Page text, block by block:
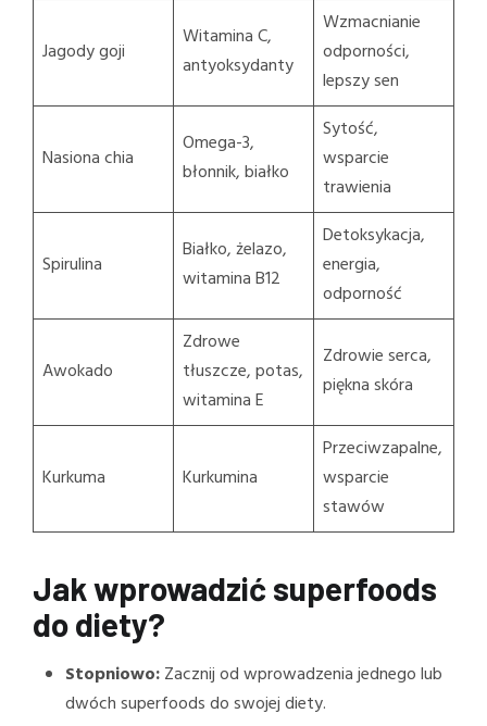
Jagody goji
Witamina C,
antyoksydanty
Wzmacnianie
odporności,
lepszy sen
Nasiona chia
Omega-3,
błonnik, białko
Sytość,
wsparcie
trawienia
Spirulina
Białko, żelazo,
witamina B12
Detoksykacja,
energia,
odporność
Awokado
Zdrowe
tłuszcze, potas,
witamina E
Zdrowie serca,
piękna skóra
Kurkuma Kurkumina
Przeciwzapalne,
wsparcie
stawów
Jak wprowadzić superfoods
do diety?
Stopniowo:Zacznij od wprowadzenia jednego lub
dwóch superfoods do swojej diety.